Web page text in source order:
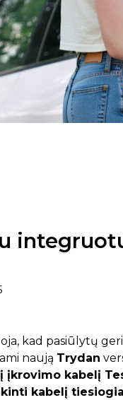
kad pasiūlytų
naują Trydan
įkrovimo kabelį
kabelį